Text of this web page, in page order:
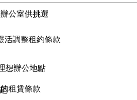
公室供挑選
活調整租約條款
想辦公地點
租賃條款